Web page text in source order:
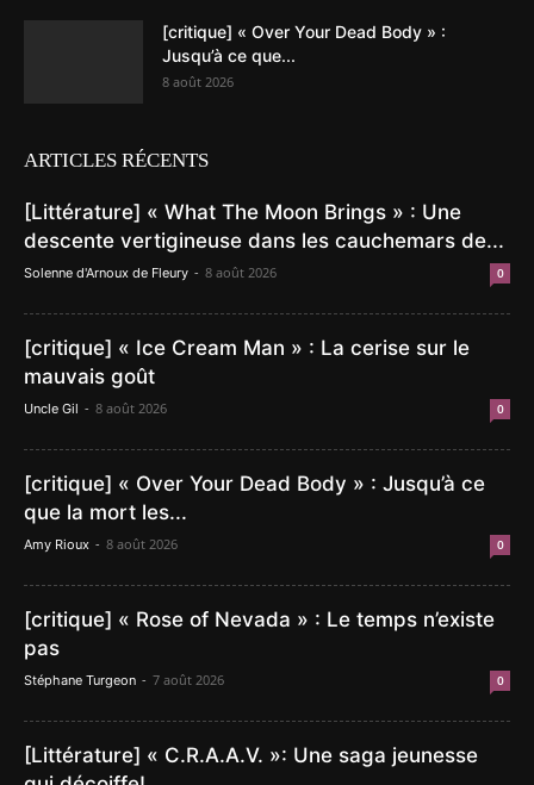
[critique] « Over Your Dead Body » :
Jusqu’à ce que...
8 août 2026
ARTICLES RÉCENTS
[Littérature] « What The Moon Brings » : Une
descente vertigineuse dans les cauchemars de...
Solenne d'Arnoux de Fleury - 8 août 2026 0
[critique] « Ice Cream Man » : La cerise sur le
mauvais goût
Uncle Gil - 8 août 2026 0
[critique] « Over Your Dead Body » : Jusqu’à ce
que la mort les...
Amy Rioux - 8 août 2026 0
[critique] « Rose of Nevada » : Le temps n’existe
pas
Stéphane Turgeon - 7 août 2026 0
[Littérature] « C.R.A.A.V. »: Une saga jeunesse